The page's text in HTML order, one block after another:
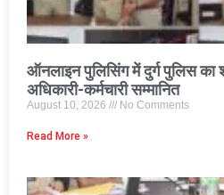
ऑनलाइन पुलिसिंग में दुर्ग पुलिस का
अधिकारी-कर्मचारी सम्मानित
August 10, 2026 No Comments
Read More »